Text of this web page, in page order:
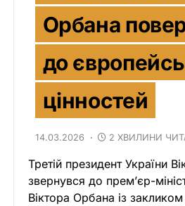
Орбана
до
цінностей
14.03.2026 2 ХВИЛИНИ
Третій президент України
звернувся до прем’єр-
Віктора Орбана із